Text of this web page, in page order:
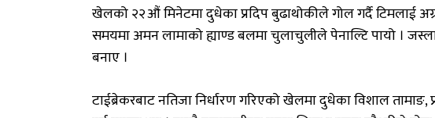
खेलको२२औंमिनेटमादुधेकाप्रदिपबुढाथोकीलेगोलगर्दैटिमलाई
समयमाअमनलामाकोह्याण्डबलमाचुलाचुलीलेपेनाल्टिपायो ।
बनाए ।
टाईब्रेकरबाटनतिजानिर्धारणगरिएकोखेलमादुधेकाविशालतामाङ,